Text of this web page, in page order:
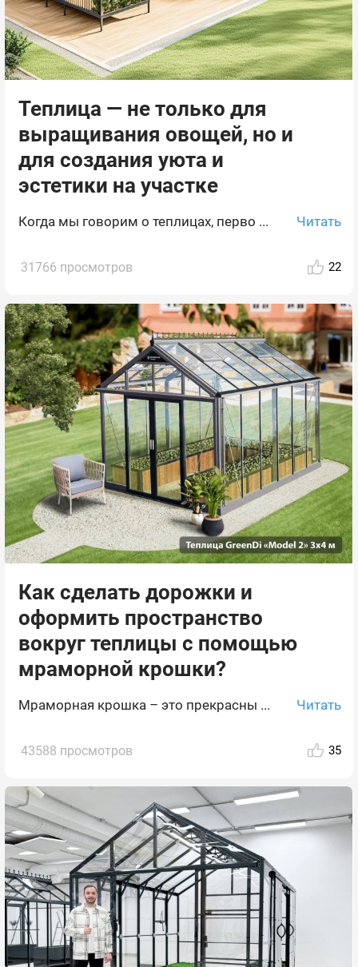
Теплица — не только для
выращивания овощей, но и
для создания уюта и
эстетики на участке
Когда мы говорим о теплицах, перво ... Читать
31766 просмотров 22
Как сделать дорожки и
оформить пространство
вокруг теплицы с помощью
мраморной крошки?
Мраморная крошка – это прекрасны ... Читать
43588 просмотров 35